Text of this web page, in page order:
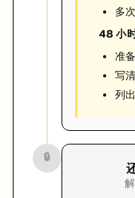
多
48 小
准
写
列
🔒